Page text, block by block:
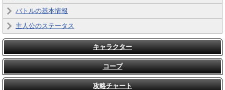
バトルの基本情報
主人公のステータス
キャラクター
コープ
攻略チャート